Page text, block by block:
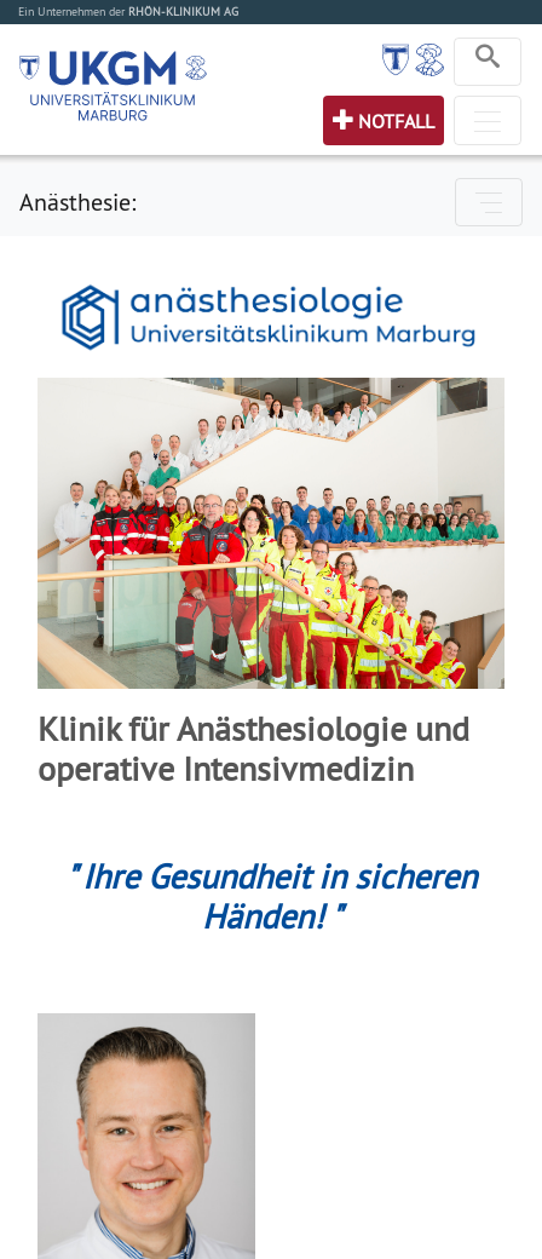
Ein Unternehmen der RHÖN-KLINIKUM AG
NOTFALL
Anästhesie:
Klinik für Anästhesiologie und
operative Intensivmedizin
" Ihre Gesundheit in sicheren
Händen! "